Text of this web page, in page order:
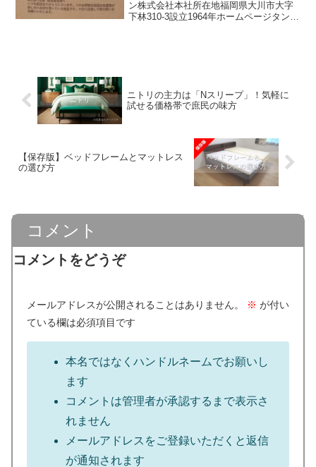
ン株式会社本社所在地福岡県大川市大字
下林310-3設立1964年ホームページタンス
ニトリの主力は「Nスリープ」！気軽に
試せる価格帯で庶民の味方
【保存版】ベッドフレームとマットレス
の選び方
コメント
コメントをどうぞ
メールアドレスが公開されることはありません。 ※ が付い
ている欄は必須項目です
本名ではなくハンドルネームでお願いし
ます
コメントは管理者が承認するまで表示さ
れません
メールアドレスをご登録いただくと返信
が通知されます